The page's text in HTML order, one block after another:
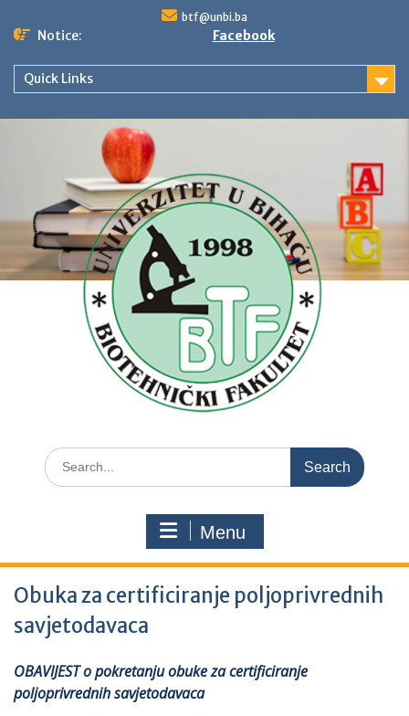
btf@unbi.ba
Notice: Facebook
Quick Links
Search
for:
Menu
Obuka za certificiranje poljoprivrednih
savjetodavaca
OBAVIJEST o pokretanju obuke za certificiranje
poljoprivrednih savjetodavaca